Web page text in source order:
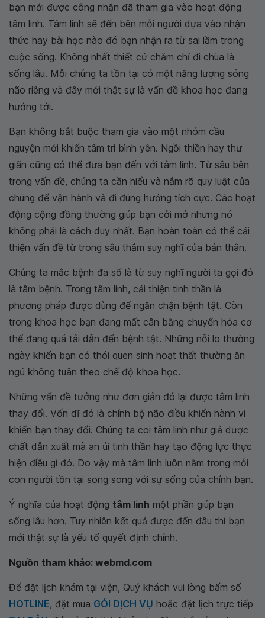
bạn mới được công nhận đã tham gia vào hoạt động
tâm linh. Tâm linh sẽ đến bên mỗi người dựa vào nhận
thức hay bài học nào đó bạn nhận ra từ sai lầm trong
cuộc sống. Không nhất thiết cứ chăm chỉ đi chùa là
sống lâu. Mỗi chúng ta tồn tại có một năng lượng sóng
não riêng và đây mới thật sự là vấn đề khoa học đang
hướng tới.
Bạn không bắt buộc tham gia vào một nhóm cầu
nguyện mới khiến tâm tri bình yên. Ngồi thiền hay thư
giãn cũng có thể đưa bạn đến với tâm linh. Từ sâu bên
trong vấn đề, chúng ta cần hiểu và nắm rõ quy luật của
chúng để vận hành và đi đúng hướng tích cực. Các hoạt
động cộng đồng thường giúp bạn cởi mở nhưng nó
không phải là cách duy nhất. Bạn hoàn toàn có thể cải
thiện vấn đề từ trong sâu thẳm suy nghĩ của bản thân.
Chúng ta mắc bệnh đa số là từ suy nghĩ người ta gọi đó
là tâm bệnh. Trong tâm linh, cải thiện tinh thần là
phương pháp được dùng để ngăn chặn bệnh tật. Còn
trong khoa học bạn đang mất cân bằng chuyển hóa cơ
thể đang quá tải dẫn đến bệnh tật. Những nỗi lo thường
ngày khiến bạn có thói quen sinh hoạt thất thường ăn
ngủ không tuân theo chế độ khoa học.
Những vấn đề tưởng như đơn giản đó lại được tâm linh
thay đổi. Vốn dĩ đó là chính bộ não điều khiển hành vi
khiến bạn thay đổi. Chúng ta coi tâm linh như giả dược
chất dẫn xuất mà an ủi tinh thần hay tạo động lực thực
hiện điều gì đó. Do vậy mà tâm linh luôn nằm trong mỗi
con người tồn tại song song với sự sống của chính bạn.
Ý nghĩa của hoạt động tâm linh một phần giúp bạn
sống lâu hơn. Tuy nhiên kết quả được đến đâu thì bạn
mới thật sự là yếu tố quyết định chính.
Nguồn tham khảo: webmd.com
Để đặt lịch khám tại viện, Quý khách vui lòng bấm số
HOTLINE, đặt mua GÓI DỊCH VỤ hoặc đặt lịch trực tiếp